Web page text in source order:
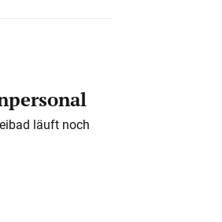
läuft noch